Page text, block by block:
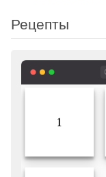
Рецепты